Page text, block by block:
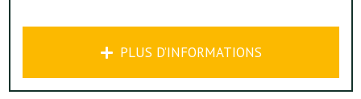
PLUS D’INFORMATIONS